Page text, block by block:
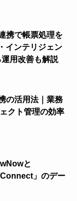
携で帳票処理を
インテリジェン
運用改善も解説
の活用法｜業務
クト管理の効率
と
」のデー